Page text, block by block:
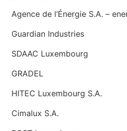
Agence de l’Énergie S.A. –
Guardian Industries
SDAAC Luxembourg
GRADEL
HITEC Luxembourg S.A.
Cimalux S.A.